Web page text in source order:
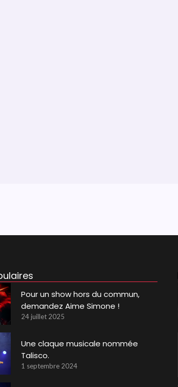
Pour un show hors du commun,
demandez Aime Simone !
24 juillet 2025
Une claque musicale nommée
Talisco.
1 septembre 2024